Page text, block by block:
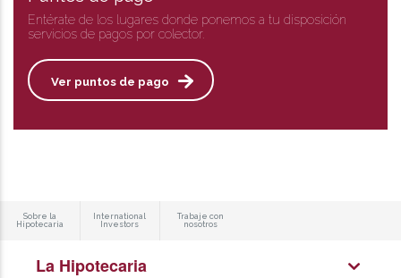
Entérate de los lugares donde ponemos a tu disposición
servicios de pagos por colector.
Ver puntos de pago
Sobre la
Hipotecaria
International
Investors
Trabaje con
nosotros
La Hipotecaria